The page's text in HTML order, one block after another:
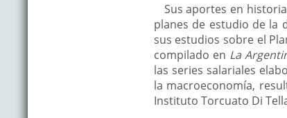
Sus aportes en
planes de estudio de la
sus estudios sobre el
compilado en La
las series salariales
la macroeconomía,
Instituto Torcuato Di